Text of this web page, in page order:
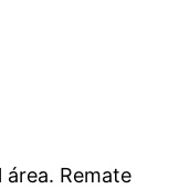
Remate